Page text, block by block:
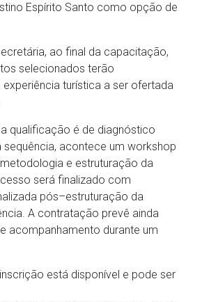
Espírito Santo como opção de
ao final da capacitação,
selecionados terão
turística a ser ofertada
qualificação é de diagnóstico
sequência, acontece um workshop
e estruturação da
será finalizado com
pós–estruturação da
A contratação prevê ainda
acompanhamento durante um
está disponível e pode ser